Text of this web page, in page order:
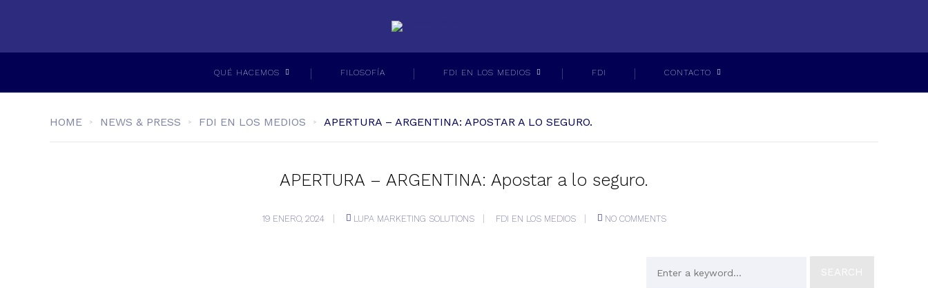
QUÉ HACEMOS FILOSOFÍA FDI EN LOS MEDIOS FDI CONTACTO
HOME NEWS & PRESS FDI EN LOS MEDIOS APERTURA – ARGENTINA: APOSTAR A LO SEGURO.
APERTURA – ARGENTINA: Apostar a lo seguro.
19 ENERO, 2024 LUPA MARKETING SOLUTIONS FDI EN LOS MEDIOS NO COMMENTS